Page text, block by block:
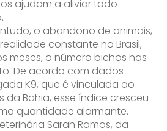
ajudam a aliviar todo
o abandono de animais,
constante no Brasil,
meses, o número bichos nas
De acordo com dados
K9, que é vinculada ao
da Bahia, esse índice cresceu
quantidade alarmante.
Sarah Ramos, da